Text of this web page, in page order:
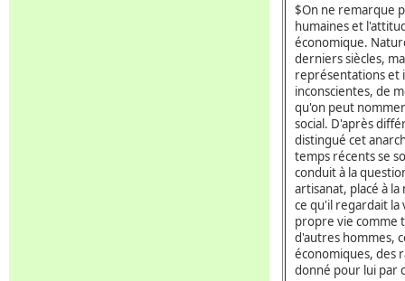
$On ne remarque
humaines et
économique.
derniers siècles,
représentations et
inconscientes, de
qu'on peut
social. D'après
distingué cet
temps récents se
conduit à la
artisanat, placé à
ce qu'il regardait la
propre vie comme
d'autres hommes,
économiques, des
donné pour lui par